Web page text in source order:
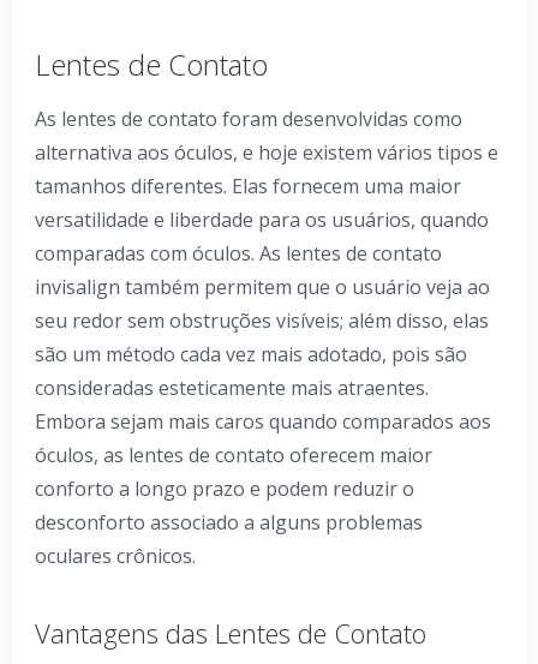
Lentes de Contato
As lentes de contato foram desenvolvidas como
alternativa aos óculos, e hoje existem vários tipos e
tamanhos diferentes. Elas fornecem uma maior
versatilidade e liberdade para os usuários, quando
comparadas com óculos. As lentes de contato
invisalign também permitem que o usuário veja ao
seu redor sem obstruções visíveis; além disso, elas
são um método cada vez mais adotado, pois são
consideradas esteticamente mais atraentes.
Embora sejam mais caros quando comparados aos
óculos, as lentes de contato oferecem maior
conforto a longo prazo e podem reduzir o
desconforto associado a alguns problemas
oculares crônicos.
Vantagens das Lentes de Contato